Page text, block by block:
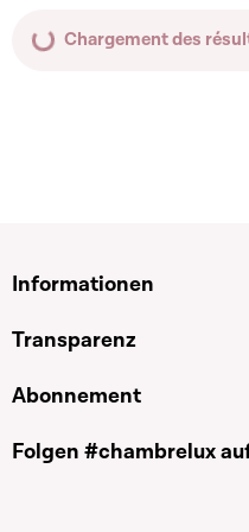
Chargement des
Informationen
Transparenz
Abonnement
Folgen #chambrelux